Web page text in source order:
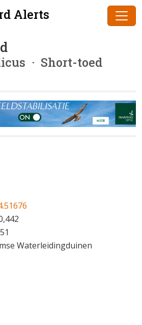
Alerts
· Short-toed
Waterleidingduinen